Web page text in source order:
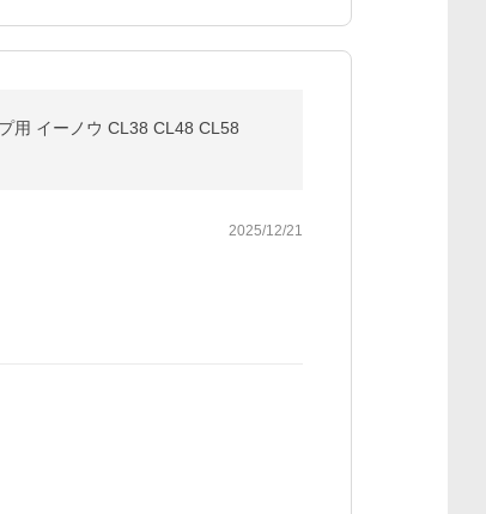
用 イーノウ CL38 CL48 CL58
2025/12/21